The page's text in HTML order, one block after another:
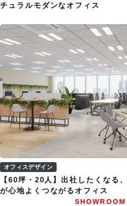
チュラルモダンなオフィス
オフィスデザイン
【60坪・20人】出社したくなる
が心地よくつながるオフィス
SHOWROOM